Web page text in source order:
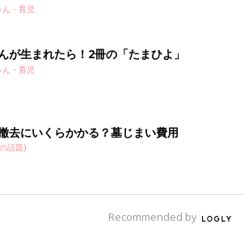
ぱい・ミルクの基本と夏のトラブル 解決テ
ん・育児
が生まれたら！2冊の「たまひよ」
ん・育児
去にいくらかかる？墓じまい費用
話題)
Recommended by